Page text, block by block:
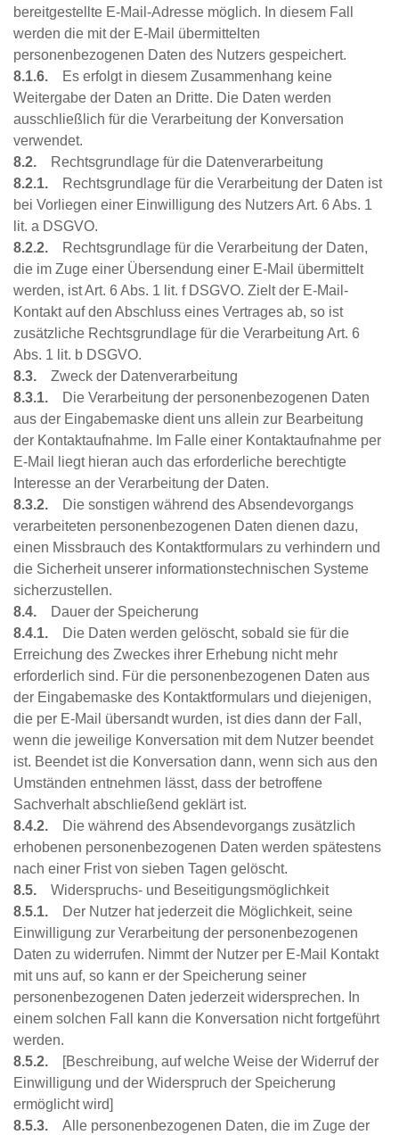
bereitgestellte E-Mail-Adresse möglich. In diesem Fall
werden die mit der E-Mail übermittelten
personenbezogenen Daten des Nutzers gespeichert.
8.1.6.
Es erfolgt in diesem Zusammenhang keine
Weitergabe der Daten an Dritte. Die Daten werden
ausschließlich für die Verarbeitung der Konversation
verwendet.
8.2.
Rechtsgrundlage für die Datenverarbeitung
8.2.1.
Rechtsgrundlage für die Verarbeitung der Daten ist
bei Vorliegen einer Einwilligung des Nutzers Art. 6 Abs. 1
lit. a DSGVO.
8.2.2.
Rechtsgrundlage für die Verarbeitung der Daten,
die im Zuge einer Übersendung einer E-Mail übermittelt
werden, ist Art. 6 Abs. 1 lit. f DSGVO. Zielt der E-Mail-
Kontakt auf den Abschluss eines Vertrages ab, so ist
zusätzliche Rechtsgrundlage für die Verarbeitung Art. 6
Abs. 1 lit. b DSGVO.
8.3.
Zweck der Datenverarbeitung
8.3.1.
Die Verarbeitung der personenbezogenen Daten
aus der Eingabemaske dient uns allein zur Bearbeitung
der Kontaktaufnahme. Im Falle einer Kontaktaufnahme per
E-Mail liegt hieran auch das erforderliche berechtigte
Interesse an der Verarbeitung der Daten.
8.3.2.
Die sonstigen während des Absendevorgangs
verarbeiteten personenbezogenen Daten dienen dazu,
einen Missbrauch des Kontaktformulars zu verhindern und
die Sicherheit unserer informationstechnischen Systeme
sicherzustellen.
8.4. Dauer der Speicherung
8.4.1.
Die Daten werden gelöscht, sobald sie für die
Erreichung des Zweckes ihrer Erhebung nicht mehr
erforderlich sind. Für die personenbezogenen Daten aus
der Eingabemaske des Kontaktformulars und diejenigen,
die per E-Mail übersandt wurden, ist dies dann der Fall,
wenn die jeweilige Konversation mit dem Nutzer beendet
ist. Beendet ist die Konversation dann, wenn sich aus den
Umständen entnehmen lässt, dass der betroffene
Sachverhalt abschließend geklärt ist.
8.4.2. Die während des Absendevorgangs zusätzlich
erhobenen personenbezogenen Daten werden spätestens
nach einer Frist von sieben Tagen gelöscht.
8.5.
Widerspruchs- und Beseitigungsmöglichkeit
8.5.1.
Der Nutzer hat jederzeit die Möglichkeit, seine
Einwilligung zur Verarbeitung der personenbezogenen
Daten zu widerrufen. Nimmt der Nutzer per E-Mail Kontakt
mit uns auf, so kann er der Speicherung seiner
personenbezogenen Daten jederzeit widersprechen. In
einem solchen Fall kann die Konversation nicht fortgeführt
werden.
8.5.2.
[Beschreibung, auf welche Weise der Widerruf der
Einwilligung und der Widerspruch der Speicherung
ermöglicht wird]
8.5.3.
Alle personenbezogenen Daten, die im Zuge der